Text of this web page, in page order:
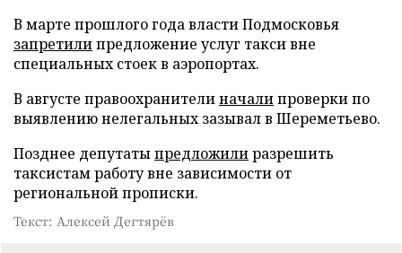
В марте прошлого года власти Подмосковья
запретилипредложение услуг такси вне
специальных стоек в аэропортах.
В августе правоохранителиначалипроверки по
выявлению нелегальных зазывал в Шереметьево.
Позднее депутатыпредложилиразрешить
таксистам работу вне зависимости от
региональной прописки.
Текст: Алексей Дегтярёв